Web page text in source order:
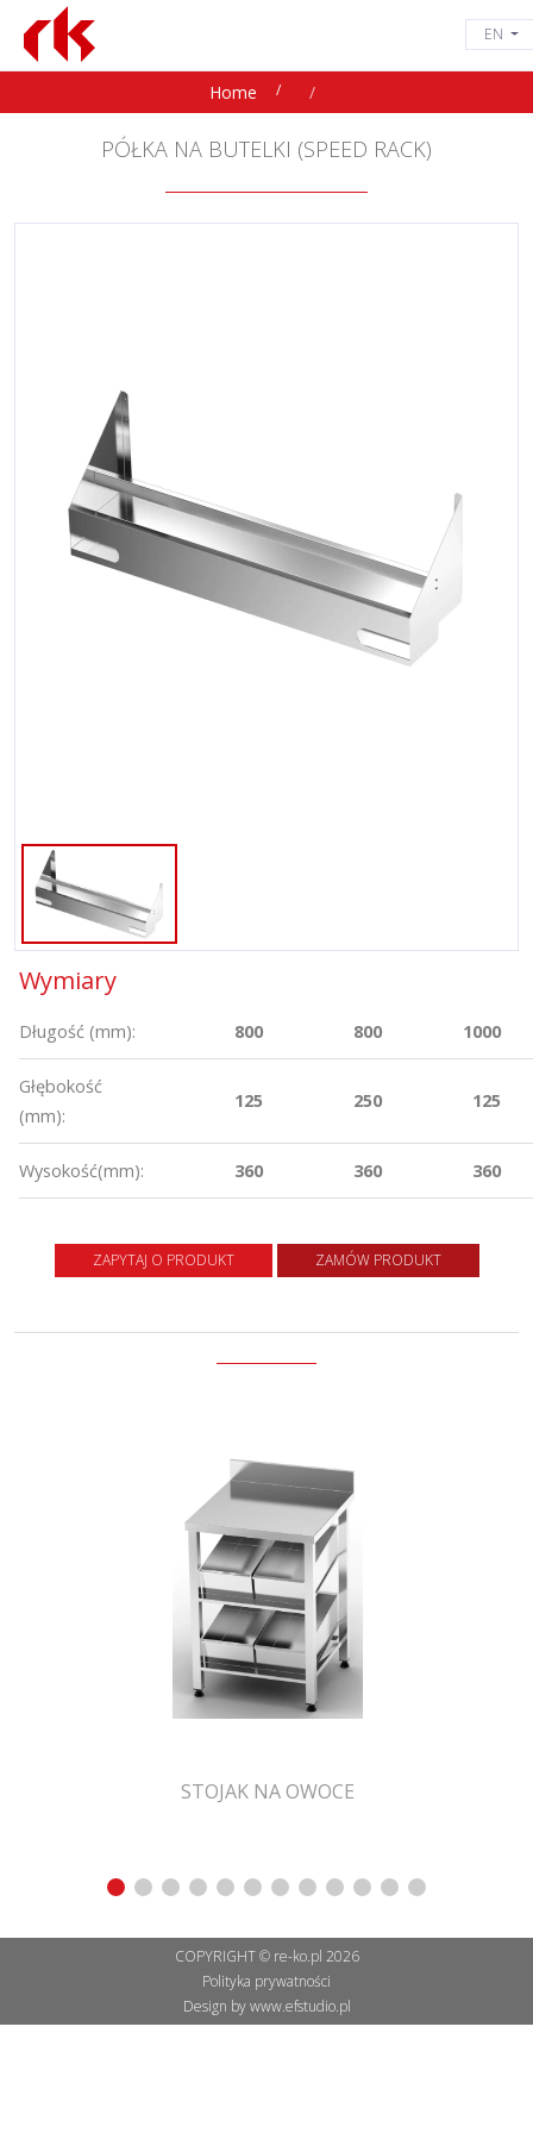
EN
Home
PÓŁKA NA BUTELKI (SPEED RACK)
Wymiary
Długość (mm): 800 800 1000
Głębokość
(mm):
125 250 125
Wysokość(mm): 360 360 360
ZAPYTAJ O PRODUKT ZAMÓW PRODUKT
STOJAK NA OWOCE
COPYRIGHT © re-ko.pl 2026
Polityka prywatności
Design bywww.efstudio.pl